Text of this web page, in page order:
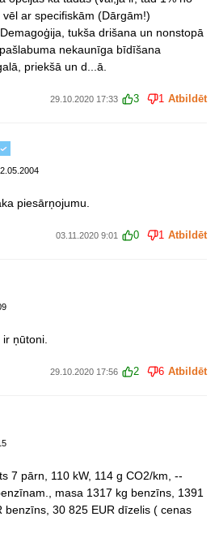
ar specifiskām (Dārgām!)
tukša drišana un nonstopā
nekaunīga bīdīšana
priekšā un d...ā.
29.10.2020 17:33 3 1 Atbildēt
piesārņojumu.
03.11.2020 9:01 0 1 Atbildēt
ņūtoni.
29.10.2020 17:56 2 6 Atbildēt
7 pārn, 110 kW, 114 g CO2/km, --
masa 1317 kg benzīns, 1391
benzīns, 30 825 EUR dīzelis ( cenas